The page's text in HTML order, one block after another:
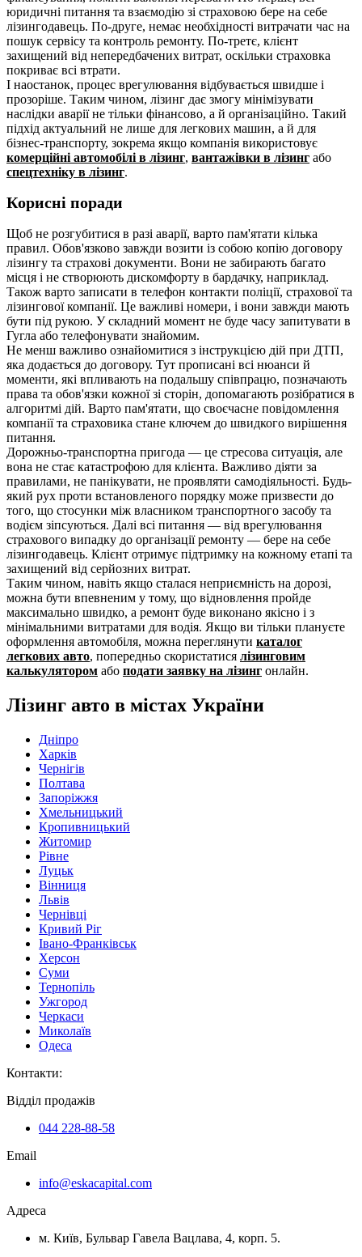
юридичні питання та взаємодію зі страховою бере на себе
лізингодавець. По-друге, немає необхідності витрачати час на
пошук сервісу та контроль ремонту. По-третє, клієнт
захищений від непередбачених витрат, оскільки страховка
покриває всі втрати.
І наостанок, процес врегулювання відбувається швидше і
прозоріше. Таким чином, лізинг дає змогу мінімізувати
наслідки аварії не тільки фінансово, а й організаційно. Такий
підхід актуальний не лише для легкових машин, а й для
бізнес-транспорту, зокрема якщо компанія використовує
комерційні автомобілі в лізинг, вантажівки в лізинг або
спецтехніку в лізинг.
Корисні поради
Щоб не розгубитися в разі аварії, варто пам'ятати кілька
правил. Обов'язково завжди возити із собою копію договору
лізингу та страхові документи. Вони не забирають багато
місця і не створюють дискомфорту в бардачку, наприклад.
Також варто записати в телефон контакти поліції, страхової та
лізингової компанії. Це важливі номери, і вони завжди мають
бути під рукою. У складний момент не буде часу запитувати в
Гугла або телефонувати знайомим.
Не менш важливо ознайомитися з інструкцією дій при ДТП,
яка додається до договору. Тут прописані всі нюанси й
моменти, які впливають на подальшу співпрацю, позначають
права та обов'язки кожної зі сторін, допомагають розібратися в
алгоритмі дій. Варто пам'ятати, що своєчасне повідомлення
компанії та страховика стане ключем до швидкого вирішення
питання.
Дорожньо-транспортна пригода — це стресова ситуація, але
вона не стає катастрофою для клієнта. Важливо діяти за
правилами, не панікувати, не проявляти самодіяльності. Будь-
який рух проти встановленого порядку може призвести до
того, що стосунки між власником транспортного засобу та
водієм зіпсуються. Далі всі питання — від врегулювання
страхового випадку до організації ремонту — бере на себе
лізингодавець. Клієнт отримує підтримку на кожному етапі та
захищений від серйозних витрат.
Таким чином, навіть якщо сталася неприємність на дорозі,
можна бути впевненим у тому, що відновлення пройде
максимально швидко, а ремонт буде виконано якісно і з
мінімальними витратами для водія. Якщо ви тільки плануєте
оформлення автомобіля, можна переглянути каталог
легкових авто, попередньо скористатися лізинговим
калькулятором або подати заявку на лізинг онлайн.
Лізинг авто в містах України
Дніпро
Харків
Чернігів
Полтава
Запоріжжя
Хмельницький
Кропивницький
Житомир
Рівне
Луцьк
Вінниця
Львів
Чернівці
Кривий Ріг
Івано-Франківськ
Херсон
Суми
Тернопіль
Ужгород
Черкаси
Миколаїв
Одеса
Контакти:
Відділ продажів
044 228-88-58
Email
info@eskacapital.com
Адреса
м. Київ, Бульвар Гавела Вацлава, 4, корп. 5.